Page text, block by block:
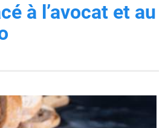
à l’avocat et au